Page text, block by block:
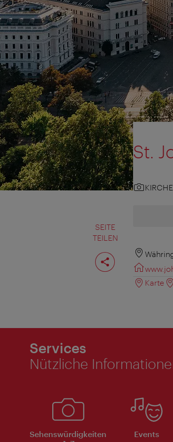
SEITE
TEILEN
Seite
teilen
St.
Karte
Services
Nützliche
Sehenswürdigkeiten
Events